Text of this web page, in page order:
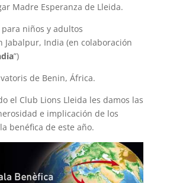
Madre Esperanza de Lleida.
niños y adultos
Jabalpur, India (en colaboración
”)
de Benin, África.
el Club Lions Lleida les damos las
e implicación de los
benéfica de este año.